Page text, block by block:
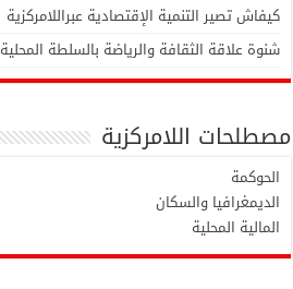
كيفاش تصير التنمية الإقتصادية عبراللامركزية
شنوة علاقة الثقافة والرياضة بالسلطة المحلية
مصطلحات اللامركزية
الحوكمة
الديمغرافيا والسكان
المالية المحلية